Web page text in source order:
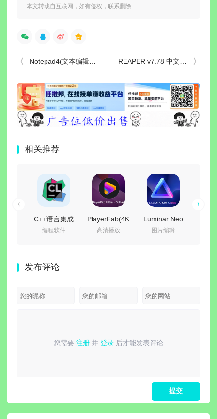
本文转载自互联网，如有侵权，联系删除
Notepad4(文本编辑器)Notepad2中文版_v26.07 r6234 简体中文绿色版 REAPER v7.78 中文便携版-数字音频工作站多轨混音
相关推荐
C++语言集成
开发环境 |
v2026.2.0 直
编程软件
PlayerFab(4K
蓝光播放器)
高清播放
Luminar Neo
(照片AI修图软
图片编辑
发布评论
您需要 注册 并 登录 后才能发表评论
请登录或 注册后再发表评论！